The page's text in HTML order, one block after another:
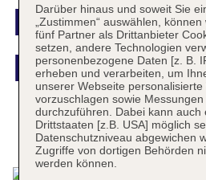
La Palma
Princess
Das bietet Ihre
Darüber hinaus und soweit Sie
„Zustimmen“ auswählen,
fünf Partner als Drittanbieter
setzen, andere Technologien
personenbezogene Daten [z. B.
erheben und verarbeiten, um
unserer Webseite
vorzuschlagen sowie Messungen
durchzuführen. Dabei kann auch
Drittstaaten [z.B. USA] möglich
Datenschutzniveau abgewichen
Zugriffe von dortigen Behörden
werden können.